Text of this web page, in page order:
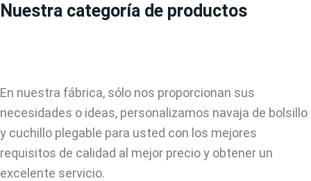
Nuestra categoría de productos
En nuestra fábrica, sólo nos proporcionan sus
necesidades o ideas, personalizamos navaja de bolsillo
y cuchillo plegable para usted con los mejores
requisitos de calidad al mejor precio y obtener un
excelente servicio.